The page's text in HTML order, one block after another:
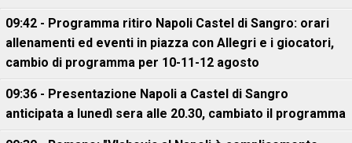
09:42 - Programma ritiro Napoli Castel di Sangro: orari
allenamenti ed eventi in piazza con Allegri e i giocatori,
cambio di programma per 10-11-12 agosto
09:36 - Presentazione Napoli a Castel di Sangro
anticipata a lunedì sera alle 20.30, cambiato il programma